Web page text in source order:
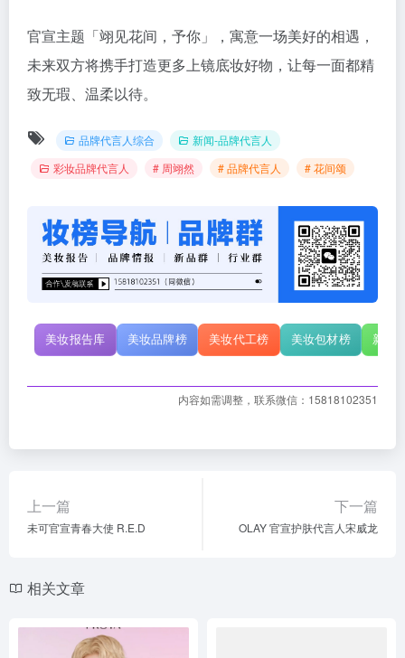
官宣主题「翊见花间，予你」，寓意一场美好的相遇，
未来双方将携手打造更多上镜底妆好物，让每一面都精
致无瑕、温柔以待。
品牌代言人综合
新闻-品牌代言人
彩妆品牌代言人
# 周翊然 # 品牌代言人 # 花间颂
美妆报告库 美妆品牌榜 美妆代工榜 美妆包材榜 新原
内容如需调整，联系微信：15818102351
上一篇
未可官宣青春大使 R.E.D
下一篇
OLAY 官宣护肤代言人宋威龙
相关文章